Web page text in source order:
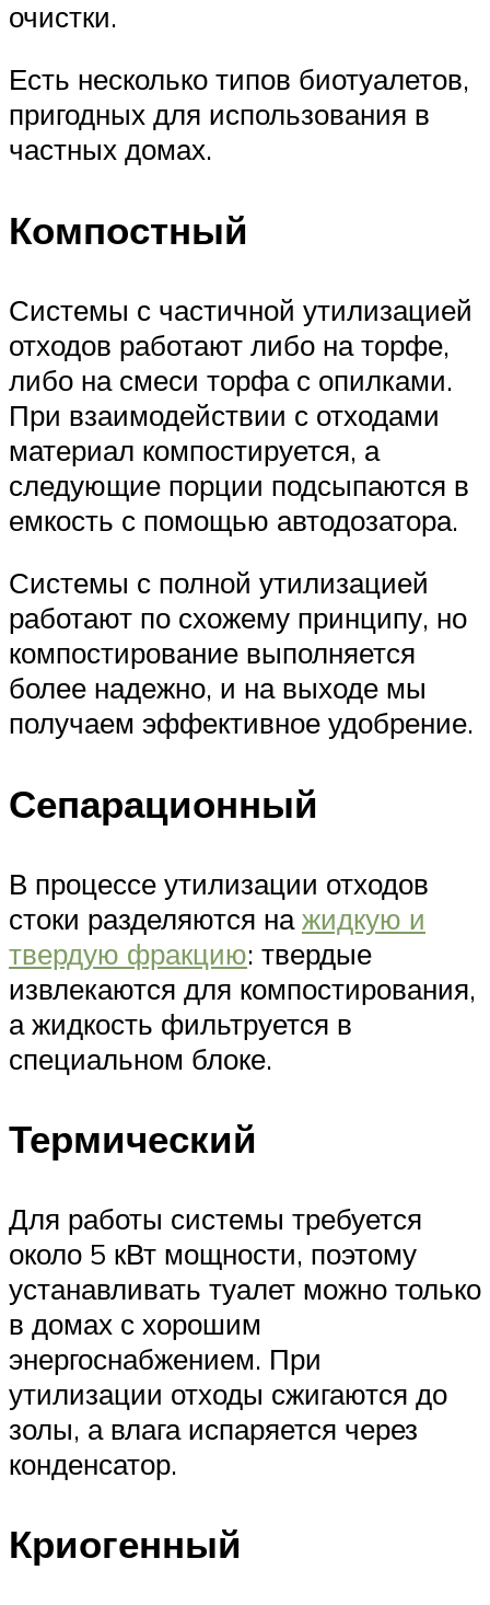
очистки.
Есть несколько типов биотуалетов,
пригодных для использования в
частных домах.
Компостный
Системы с частичной утилизацией
отходов работают либо на торфе,
либо на смеси торфа с опилками.
При взаимодействии с отходами
материал компостируется, а
следующие порции подсыпаются в
емкость с помощью автодозатора.
Системы с полной утилизацией
работают по схожему принципу, но
компостирование выполняется
более надежно, и на выходе мы
получаем эффективное удобрение.
Сепарационный
В процессе утилизации отходов
стоки разделяются нажидкую и
твердую фракцию: твердые
извлекаются для компостирования,
а жидкость фильтруется в
специальном блоке.
Термический
Для работы системы требуется
около 5 кВт мощности, поэтому
устанавливать туалет можно только
в домах с хорошим
энергоснабжением. При
утилизации отходы сжигаются до
золы, а влага испаряется через
конденсатор.
Криогенный